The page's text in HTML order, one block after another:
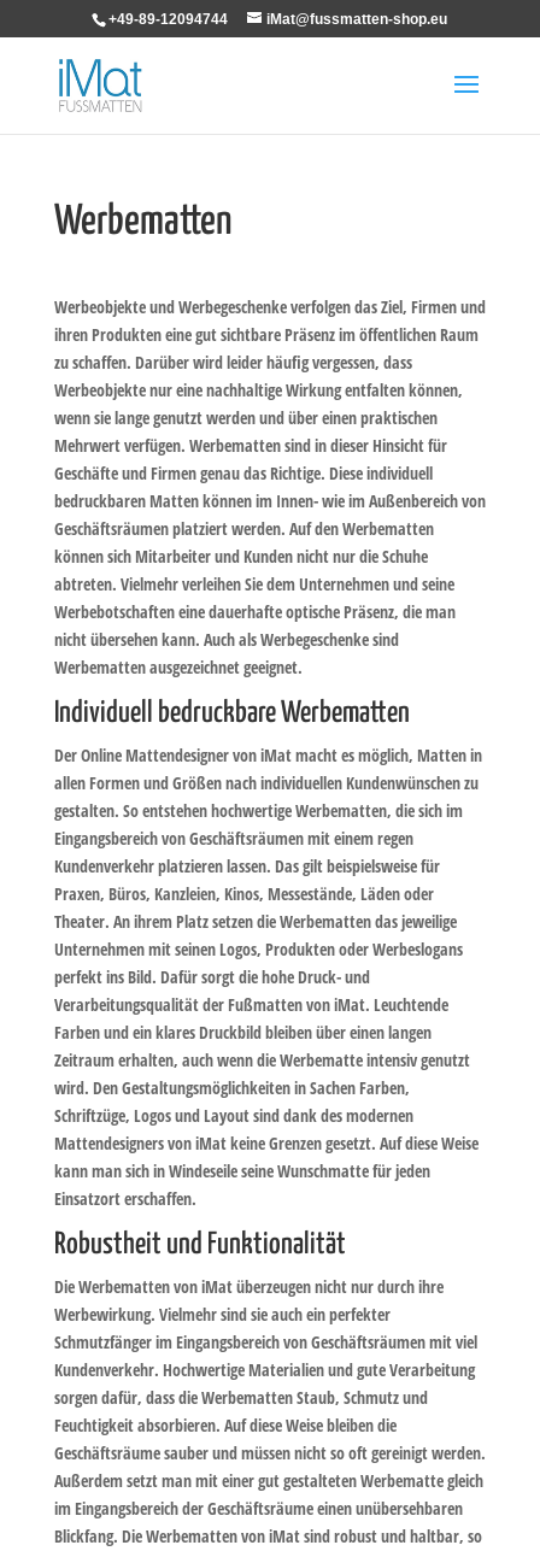
+49-89-12094744 iMat@fussmatten-shop.eu
Werbematten
Werbeobjekte und Werbegeschenke verfolgen das Ziel, Firmen und
ihren Produkten eine gut sichtbare Präsenz im öffentlichen Raum
zu schaffen. Darüber wird leider häufig vergessen, dass
Werbeobjekte nur eine nachhaltige Wirkung entfalten können,
wenn sie lange genutzt werden und über einen praktischen
Mehrwert verfügen. Werbematten sind in dieser Hinsicht für
Geschäfte und Firmen genau das Richtige. Diese individuell
bedruckbaren Matten können im Innen- wie im Außenbereich von
Geschäftsräumen platziert werden. Auf den Werbematten
können sich Mitarbeiter und Kunden nicht nur die Schuhe
abtreten. Vielmehr verleihen Sie dem Unternehmen und seine
Werbebotschaften eine dauerhafte optische Präsenz, die man
nicht übersehen kann. Auch als Werbegeschenke sind
Werbematten ausgezeichnet geeignet.
Individuell bedruckbare Werbematten
Der Online Mattendesigner von iMat macht es möglich, Matten in
allen Formen und Größen nach individuellen Kundenwünschen zu
gestalten. So entstehen hochwertige Werbematten, die sich im
Eingangsbereich von Geschäftsräumen mit einem regen
Kundenverkehr platzieren lassen. Das gilt beispielsweise für
Praxen, Büros, Kanzleien, Kinos, Messestände, Läden oder
Theater. An ihrem Platz setzen die Werbematten das jeweilige
Unternehmen mit seinen Logos, Produkten oder Werbeslogans
perfekt ins Bild. Dafür sorgt die hohe Druck- und
Verarbeitungsqualität der Fußmatten von iMat. Leuchtende
Farben und ein klares Druckbild bleiben über einen langen
Zeitraum erhalten, auch wenn die Werbematte intensiv genutzt
wird. Den Gestaltungsmöglichkeiten in Sachen Farben,
Schriftzüge, Logos und Layout sind dank des modernen
Mattendesigners von iMat keine Grenzen gesetzt. Auf diese Weise
kann man sich in Windeseile seine Wunschmatte für jeden
Einsatzort erschaffen.
Robustheit und Funktionalität
Die Werbematten von iMat überzeugen nicht nur durch ihre
Werbewirkung. Vielmehr sind sie auch ein perfekter
Schmutzfänger im Eingangsbereich von Geschäftsräumen mit viel
Kundenverkehr. Hochwertige Materialien und gute Verarbeitung
sorgen dafür, dass die Werbematten Staub, Schmutz und
Feuchtigkeit absorbieren. Auf diese Weise bleiben die
Geschäftsräume sauber und müssen nicht so oft gereinigt werden.
Außerdem setzt man mit einer gut gestalteten Werbematte gleich
im Eingangsbereich der Geschäftsräume einen unübersehbaren
Blickfang. Die Werbematten von iMat sind robust und haltbar, so